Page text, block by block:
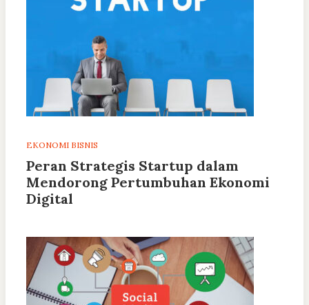
EKONOMI BISNIS
Peran Strategis Startup dalam
Mendorong Pertumbuhan Ekonomi
Digital